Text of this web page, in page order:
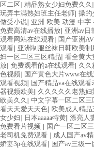
区二区 | 精品熟女少妇免费久久 |
玩弄丰满熟妇班主任老师| 操的
做受小说| 亚洲 欧美 动漫 中字
免费高清av在线播放| 亚洲av日
观看网站在线观看| 国产亚洲
观看| 亚洲制服丝袜日韩欧美制
妇一区二区三区精品| 看全黄大
放| 免费观看的a在线观看| 久久
色视频| 国产黄色大片www在
观看视频| 国产精品va在线观看
器视频欧美| 久久久久久老熟妇
欧美久久 | 中文字幕一区二区三
看天天爱天天色| 欧美成人精
女少妇| 日本aaaaa特黄| 漂亮人
免费看片视频 | 国产一区二区
老司机免费观看 | 成人国产av
娇妻3p在线观看| 国产av三级一